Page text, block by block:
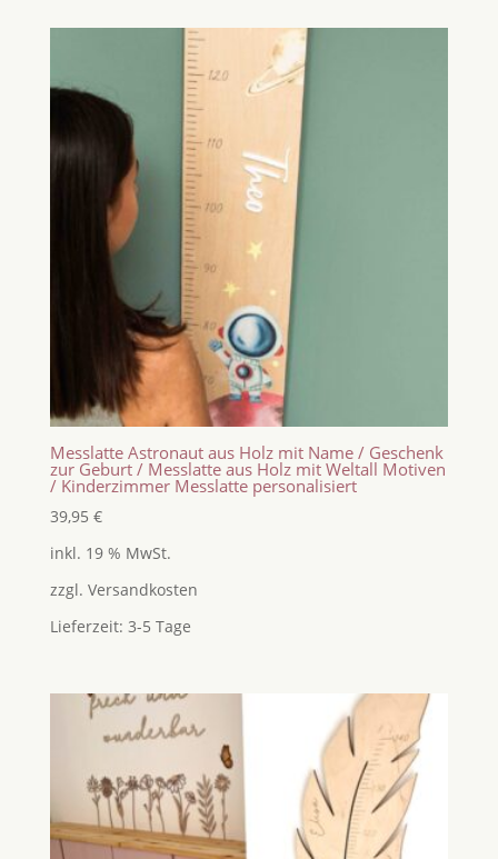
Messlatte Astronaut aus Holz mit Name / Geschenk
zur Geburt / Messlatte aus Holz mit Weltall Motiven
/ Kinderzimmer Messlatte personalisiert
39,95 €
inkl. 19 % MwSt.
zzgl. Versandkosten
Lieferzeit: 3-5 Tage